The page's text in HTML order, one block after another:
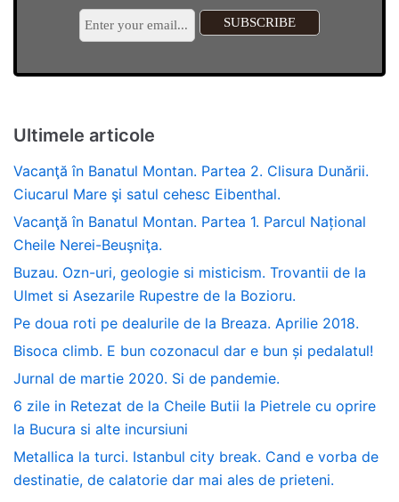
Ultimele articole
Vacanţă în Banatul Montan. Partea 2. Clisura Dunării.
Ciucarul Mare şi satul cehesc Eibenthal.
Vacanţă în Banatul Montan. Partea 1. Parcul Național
Cheile Nerei-Beuşniţa.
Buzau. Ozn-uri, geologie si misticism. Trovantii de la
Ulmet si Asezarile Rupestre de la Bozioru.
Pe doua roti pe dealurile de la Breaza. Aprilie 2018.
Bisoca climb. E bun cozonacul dar e bun și pedalatul!
Jurnal de martie 2020. Si de pandemie.
6 zile in Retezat de la Cheile Butii la Pietrele cu oprire
la Bucura si alte incursiuni
Metallica la turci. Istanbul city break. Cand e vorba de
destinatie, de calatorie dar mai ales de prieteni.